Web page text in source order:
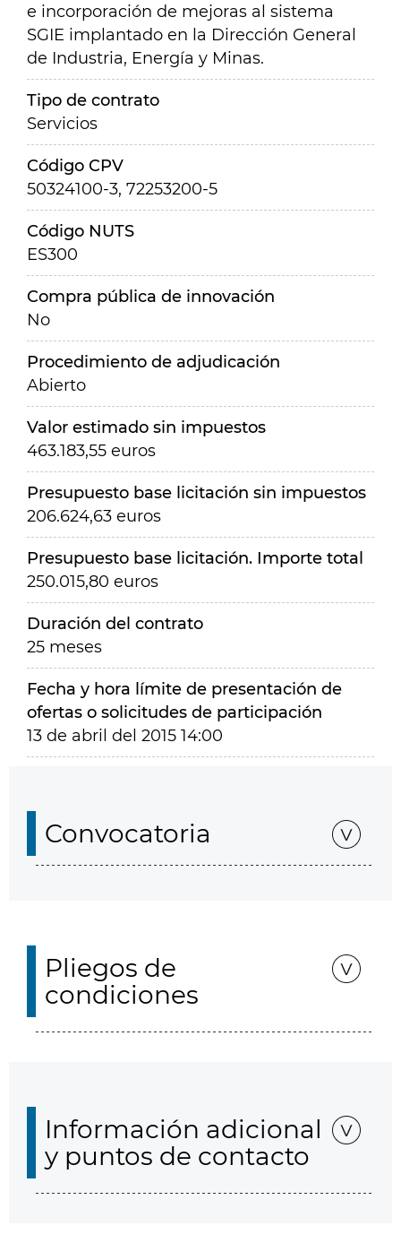
e incorporación de mejoras al sistema
SGIE implantado en la Dirección General
de Industria, Energía y Minas.
Tipo de contrato
Servicios
Código CPV
50324100-3, 72253200-5
Código NUTS
ES300
Compra pública de innovación
No
Procedimiento de adjudicación
Abierto
Valor estimado sin impuestos
463.183,55 euros
Presupuesto base licitación sin impuestos
206.624,63 euros
Presupuesto base licitación. Importe total
250.015,80 euros
Duración del contrato
25 meses
Fecha y hora límite de presentación de
ofertas o solicitudes de participación
13 de abril del 2015 14:00
Convocatoria
Pliegos de
condiciones
Información adicional
y puntos de contacto